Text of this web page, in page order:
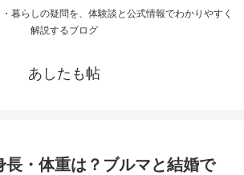
暮らしの疑問を、体験談と公式情報でわかりやすく
解説するブログ
あしたも帖
長・体重は？ブルマと結婚で